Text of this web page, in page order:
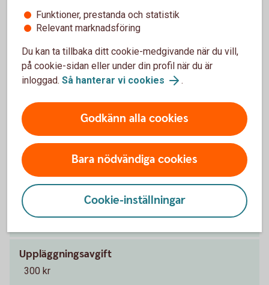
Pris och ränta Privatlån
5,95 - 16,09 % (senaste ränteändring 2025-10-03)
räntan är rörlig
Effektiv ränta
8,15 % (8,01 % för Nyckelkund) 2
Lånebelopp
20 000 - 500 000 kr
Återbetalningstid
upp till 12 år
Uppläggningsavgift
300 kr
Funktioner, prestanda och statistik
Relevant marknadsföring
Du kan ta tillbaka ditt cookie-medgivande när du vill,
på cookie-sidan eller under din profil när du är
inloggad. Så hanterar vi cookies .
Godkänn alla cookies
Bara nödvändiga cookies
Cookie-inställningar